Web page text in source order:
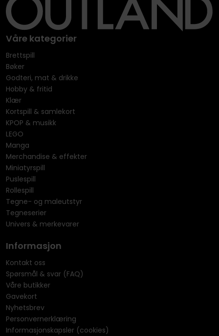
Våre kategorier
Brettspill
Bøker
Godteri, mat & drikke
Hobby & fritid
Klær
Kortspill & samlekort
KPOP & musikk
LEGO
Manga
Merchandise & effekter
Miniatyrspill
Puslespill
Rollespill
Tegne- og maleutstyr
Tegneserier
Univers & merkevarer
Informasjon
Kontakt oss
Spørsmål & svar (FAQ)
Våre butikker
Gavekort
Nyhetsbrev
Personvernerklæring
Informasjonskapsler (cookies)